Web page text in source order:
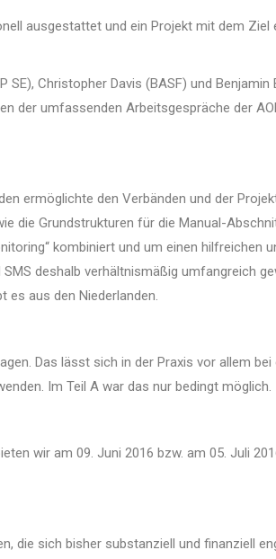
ausgestattet und ein Projekt mit dem
Christopher Davis (BASF) und
der umfassenden Arbeitsgespräche der
ermöglichte den Verbänden und der
die Grundstrukturen für die Manual-
kombiniert und um einen hilfreichen
deshalb verhältnismäßig umfangreich
es aus den Niederlanden.
Das lässt sich in der Praxis vor allem
Im Teil A war das nur bedingt möglich.
wir am 09. Juni 2016 bzw. am 05. Juli
die sich bisher substanziell und finanziell